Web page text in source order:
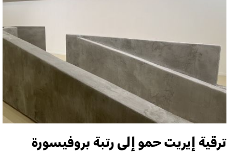
ترقية إيريت حمو إلى رتبة بروفيسورة